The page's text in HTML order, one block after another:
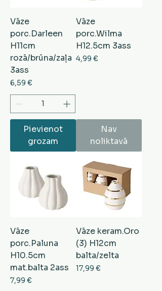
Vāze
porc.Darleen
H11cm
rozā/brūna/zaļa
3ass
Cena
6,59 €
Pievienot
grozam
Vāze
porc.Wilma
H12.5cm 3ass
Cena
4,99 €
Nav
noliktavā
Vāze
porc.Paluna
H10.5cm
mat.balta 2ass
Cena
7,99 €
Vāze keram.Oro
(3) H12cm
balta/zelta
Cena
17,99 €